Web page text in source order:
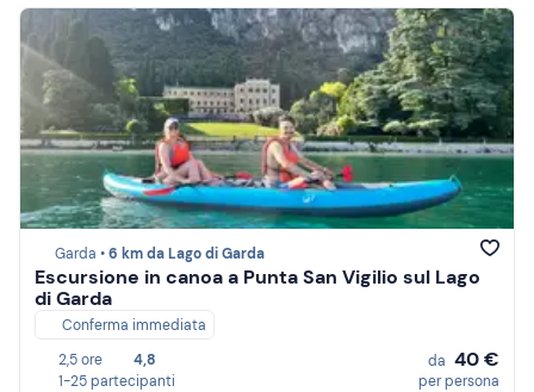
Garda •6 km da Lago di Garda
Escursione in canoa a Punta San Vigilio sul Lago
di Garda
Conferma immediata
2,5 ore
4,8
1-25 partecipanti
da 40 €
per persona